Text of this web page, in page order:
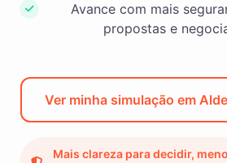
Avance com mais
propostas e
Ver minha simulação em
Mais clareza para decidir,